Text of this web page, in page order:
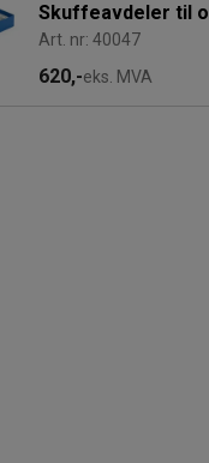
Skuffeavdeler til
Art. nr: 40047
620,-eks. MVA